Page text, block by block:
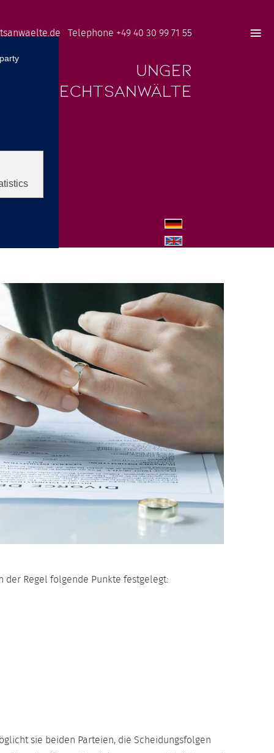
Telephone +49 40 30 99 71 55
UNGER
RECHTSANWÄLTE
≡
Regel folgende Punkte festgelegt:
sie beiden Parteien, die Scheidungsfolgen